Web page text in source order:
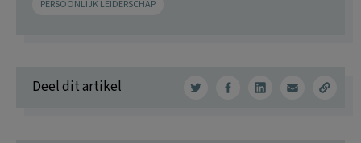
PERSOONLIJK LEIDERSCHAP
Deel dit artikel